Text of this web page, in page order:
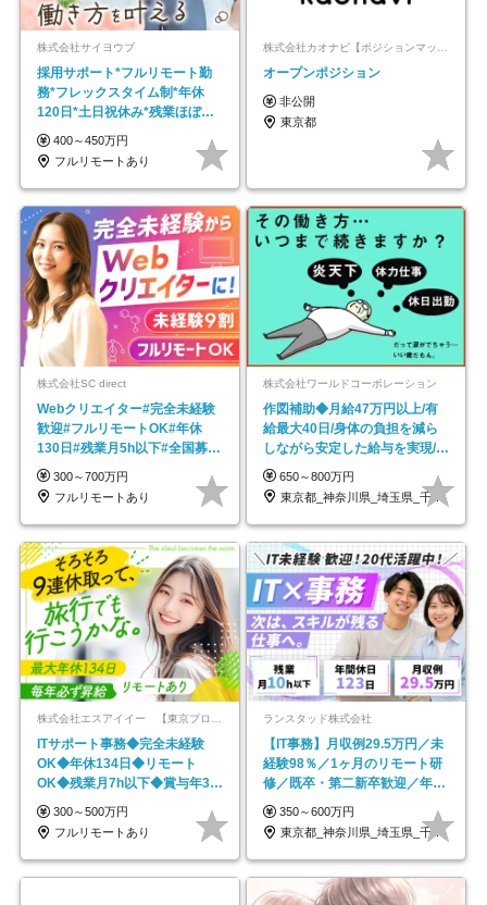
株式会社サイヨウブ
採用サポート*フルリモート勤
務*フレックスタイム制*年休
120日*土日祝休み*残業ほぼな
し*育児中社員8割以上
400～450万円
フルリモートあり
株式会社カオナビ【ポジションマッチ登録】
オープンポジション
非公開
東京都
株式会社SC direct
Webクリエイター#完全未経験
歓迎#フルリモートOK#年休
130日#残業月5h以下#全国募集
#最大1年の研修
300～700万円
フルリモートあり
株式会社ワールドコーポレーション
作図補助◆月給47万円以上/有
給最大40日/身体の負担を減ら
しながら安定した給与を実現/転
勤なし/p10
650～800万円
東京都_神奈川県_埼玉県_千葉県_大阪府…
株式会社エスアイイー 【東京プロマーケット上場】
ITサポート事務◆完全未経験
OK◆年休134日◆リモート
OK◆残業月7h以下◆賞与年3回
◆5年目まで必ず昇給
300～500万円
フルリモートあり
ランスタッド株式会社
【IT事務】月収例29.5万円／未
経験98％／1ヶ月のリモート研
修／既卒・第二新卒歓迎／年間
休日123日/OW
350～600万円
東京都_神奈川県_埼玉県_千葉県_大阪府…